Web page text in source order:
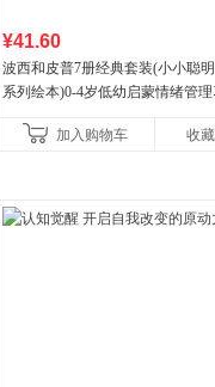
¥41.60
波西和皮普7册经典套装(小小聪
系列绘本)0-4岁低幼启蒙情绪管
养好品质，发现快
加入购物车 收藏